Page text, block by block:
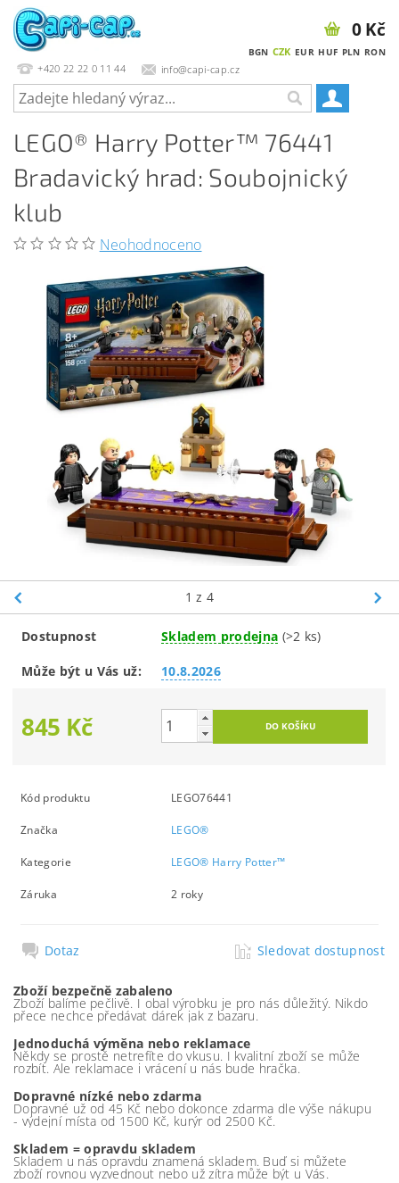
+420 22 22 0 11 44 info@capi-cap.cz
BGN CZK EUR HUF PLN RON
0 Kč
LEGO® Harry Potter™ 76441
Bradavický hrad: Soubojnický
klub
Neohodnoceno
1 z 4
Dostupnost Skladem prodejna (>2 ks)
Může být u Vás už: 10.8.2026
845 Kč
Kód produktu LEGO76441
Značka LEGO®
Kategorie LEGO® Harry Potter™
Záruka 2 roky
Dotaz Sledovat dostupnost
Zboží bezpečně zabaleno
Zboží balíme pečlivě. I obal výrobku je pro nás důležitý. Nikdo
přece nechce předávat dárek jak z bazaru.
Jednoduchá výměna nebo reklamace
Někdy se prostě netrefíte do vkusu. I kvalitní zboží se může
rozbít. Ale reklamace i vrácení u nás bude hračka.
Dopravné nízké nebo zdarma
Dopravné už od 45 Kč nebo dokonce zdarma dle výše nákupu
- výdejní místa od 1500 Kč, kurýr od 2500 Kč.
Skladem = opravdu skladem
Skladem u nás opravdu znamená skladem. Buď si můžete
zboží rovnou vyzvednout nebo už zítra může být u Vás.